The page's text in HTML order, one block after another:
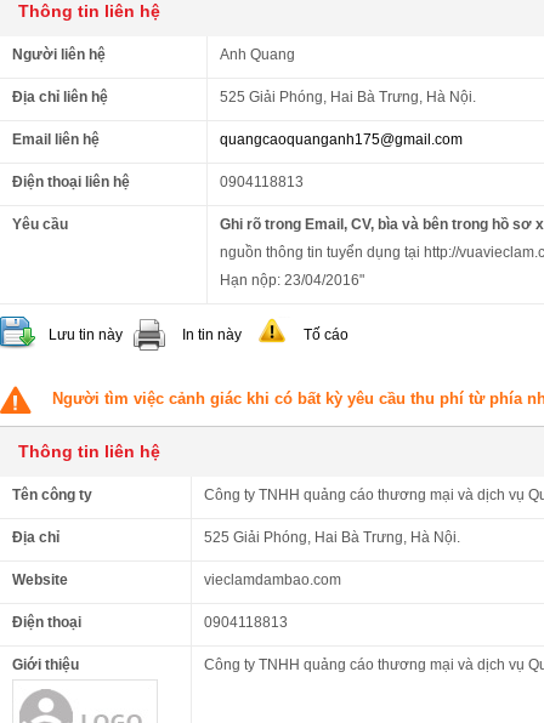
Thông tin liên hệ
Người liên hệ Anh Quang
Địa chỉ liên hệ 525 Giải Phóng, Hai Bà Trưng, Hà Nội.
Email liên hệ quangcaoquanganh175@gmail.com
Điện thoại liên hệ 0904118813
Yêu cầu
Ghi rõ trong Email, CV, bìa và bên trong hồ sơ
nguồn thông tin tuyển dụng tại http://
Hạn nộp: 23/04/2016"
Lưu tin này In tin này Tố cáo
Người tìm việc cảnh giác khi có bất kỳ yêu cầu thu phí từ phía
Thông tin liên hệ
Tên công ty Công ty TNHH quảng cáo thương mại và dịch vụ
Địa chỉ 525 Giải Phóng, Hai Bà Trưng, Hà Nội.
Website vieclamdambao.com
Điện thoại 0904118813
Giới thiệu Công ty TNHH quảng cáo thương mại và dịch vụ